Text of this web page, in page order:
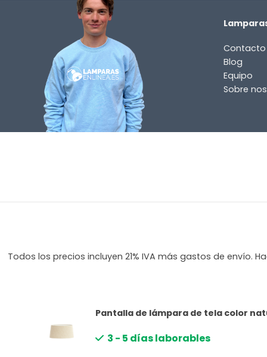
Contacto
Blog
Equipo
Sobre
Todos los precios incluyen 21% IVA más gastos de envío.
Pantalla de lámpara de tela color
3 - 5 días laborables